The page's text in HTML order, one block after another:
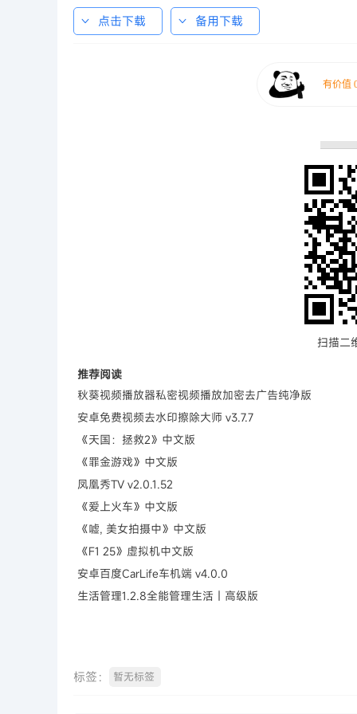
点击下载 备用下载
扫描二
推荐阅读
秋葵视频播放器私密视频播放加密去广告纯净版
安卓免费视频去水印擦除大师 v3.7.7
《天国：拯救2》中文版
《罪金游戏》中文版
凤凰秀TV v2.0.1.52
《爱上火车》中文版
《嘘, 美女拍摄中》中文版
《F1 25》虚拟机中文版
安卓百度CarLife车机端 v4.0.0
生活管理1.2.8全能管理生活｜高级版
标签： 暂无标签